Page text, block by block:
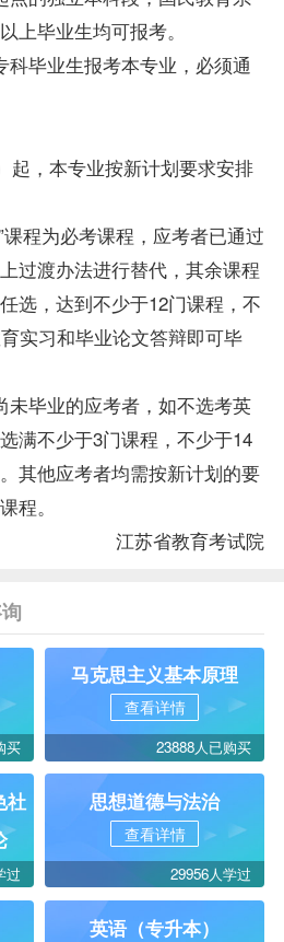
上毕业生均可报考。
毕业生报考本专业，必须通
，本专业按新计划要求安排
为必考课程，应考者已通过
过渡办法进行替代，其余课程
选，达到不少于12门课程，不
实习和毕业论文答辩即可毕
毕业的应考者，如不选考英
满不少于3门课程，不少于14
其他应考者均需按新计划的要
程。
江苏省教育考试院
买
马克思主义基本原理
查看详情
23888人已购买
社
过
思想道德与法治
查看详情
29956人学过
英语（专升本）